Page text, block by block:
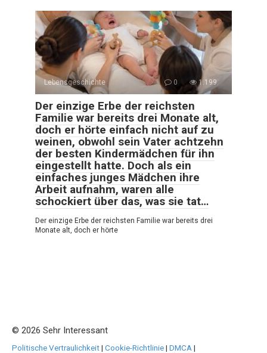
Lebensgeschichte 0 1.199
Der einzige Erbe der reichsten
Familie war bereits drei Monate alt,
doch er hörte einfach nicht auf zu
weinen, obwohl sein Vater achtzehn
der besten Kindermädchen für ihn
eingestellt hatte. Doch als ein
einfaches junges Mädchen ihre
Arbeit aufnahm, waren alle
schockiert über das, was sie tat…
Der einzige Erbe der reichsten Familie war bereits drei
Monate alt, doch er hörte
© 2026 Sehr Interessant
Politische Vertraulichkeit| Cookie-Richtlinie| DMCA |